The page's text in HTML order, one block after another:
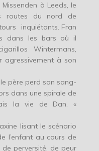
à Leeds, le
routes du nord de
inquiétants. Fran
dans les bars où il
Wintermans,
agressivement à son
père perd son sang-
dans une spirale de
la vie de Dan. «
lisant le scénario
l’enfant au cours de
perversité, de peur